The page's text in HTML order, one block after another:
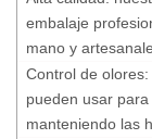
embalaje
mano y
Control de
pueden usar
manteniendo las